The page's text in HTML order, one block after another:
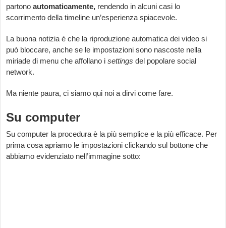
partonoautomaticamente, rendendo in alcuni casi lo
scorrimento della timeline un’esperienza spiacevole.
La buona notizia è che la riproduzione automatica dei video si
può bloccare, anche se le impostazioni sono nascoste nella
miriade di menu che affollano isettingsdel popolare social
network.
Ma niente paura, ci siamo qui noi a dirvi come fare.
Su computer
Su computer la procedura è la più semplice e la più efficace. Per
prima cosa apriamo le impostazioni clickando sul bottone che
abbiamo evidenziato nell’immagine sotto: